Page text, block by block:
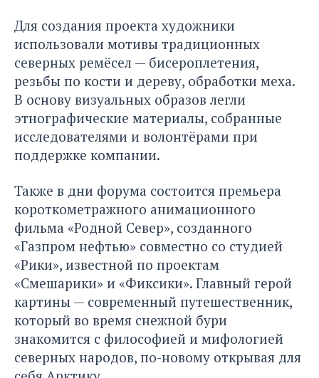
Для создания проекта художники
использовали мотивы традиционных
северных ремёсел — бисероплетения,
резьбы по кости и дереву, обработки меха.
В основу визуальных образов легли
этнографические материалы, собранные
исследователями и волонтёрами при
поддержке компании.
Также в дни форума состоится премьера
короткометражного анимационного
фильма «Родной Север», созданного
«Газпром нефтью» совместно со студией
«Рики», известной по проектам
«Смешарики» и «Фиксики». Главный герой
картины — современный путешественник,
который во время снежной бури
знакомится с философией и мифологией
северных народов, по-новому открывая для